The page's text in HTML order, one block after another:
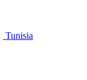
Tunisia